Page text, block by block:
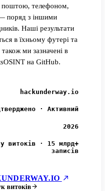
поштою, телефоном,
поряд з іншими
Наші результати
в їхньому футері та
також ми зазначені в
на GitHub.
hackunderway.io
· Активний
2026
витоків · 15 млрд+
записів
витоків